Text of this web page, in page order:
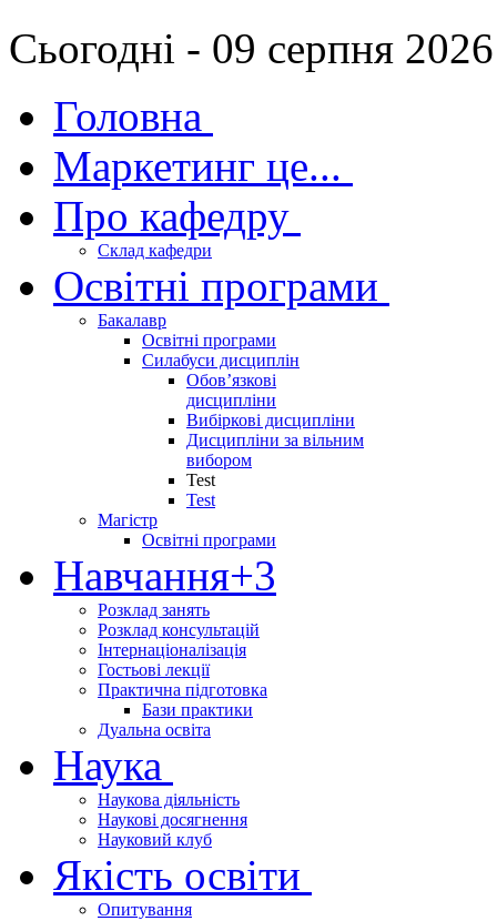
Сьогодні - 09 серпня
Головна
Маркетинг це...
Про кафедру
Склад кафедри
Освітні програми
Бакалавр
Освітні програми
Силабуси дисциплін
Обов’язкові
дисципліни
Вибіркові дисципліни
Дисципліни за вільним
вибором
Test
Test
Магістр
Освітні програми
Навчання+3
Розклад занять
Розклад консультацій
Інтернаціоналізація
Гостьові лекції
Практична підготовка
Бази практики
Дуальна освіта
Наука
Наукова діяльність
Наукові досягнення
Науковий клуб
Якість освіти
Опитування